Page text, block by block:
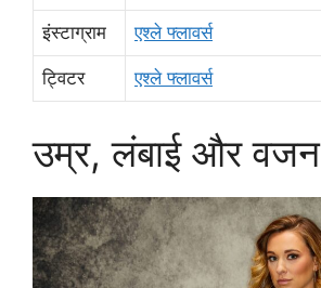
इंस्टाग्राम एश्ले फ्लावर्स
ट्विटर एश्ले फ्लावर्स
उम्र, लंबाई और वजन